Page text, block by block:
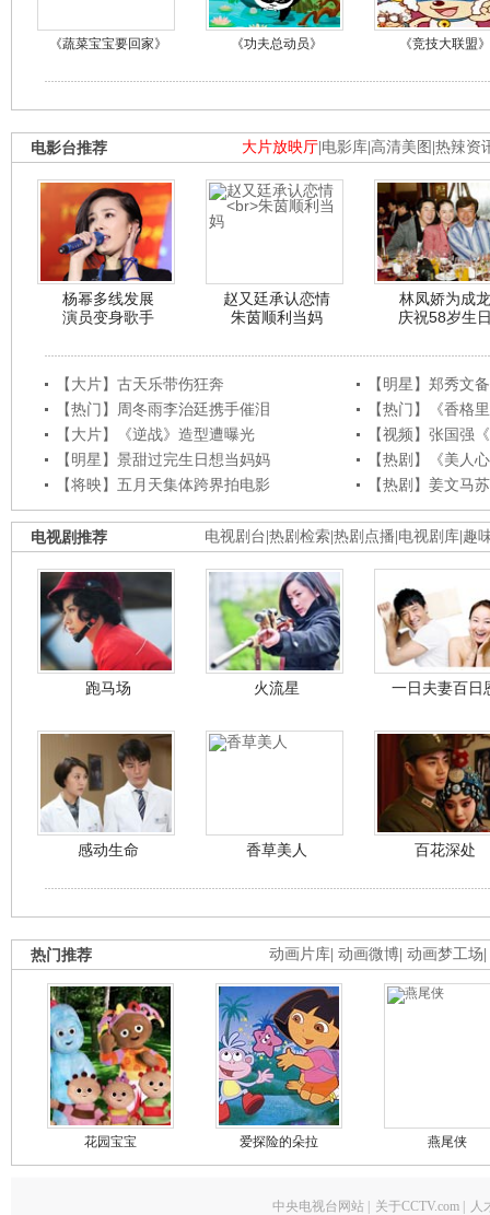
《蔬菜宝宝要回家》 《功夫总动员》 《竞技大联盟》
大片放映厅 电影库 高清美图 热辣资
电影台推荐
杨幂多线发展
演员变身歌手
赵又廷承认恋情
朱茵顺利当妈
林凤娇为成龙
庆祝58岁生
【大片】古天乐带伤狂奔
【明星】郑秀文
【热门】周冬雨李治廷携手催泪
【热门】《香格
【大片】《逆战》造型遭曝光
【视频】张国强
【明星】景甜过完生日想当妈妈
【热剧】《美人
【将映】五月天集体跨界拍电影
【热剧】姜文马
电视剧台 热剧检索 热剧点播 电视剧库 趣
电视剧推荐
跑马场 火流星 一日夫妻百日
感动生命 香草美人 百花深处
动画片库 动画微博 动画梦工场
热门推荐
花园宝宝 爱探险的朵拉 燕尾侠
中央电视台网站 关于CCTV.com 人